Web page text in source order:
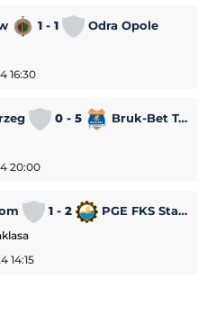
1 - 1 Odra Opole
16:30
0 - 5 Bruk-Bet Termalica Nieciecza
20:00
1 - 2 PGE FKS Stal Mielec
14:15